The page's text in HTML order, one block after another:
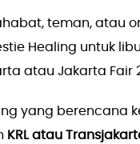
teman, atau
Healing untuk
atau Jakarta Fair
yang berencana
KRL atau